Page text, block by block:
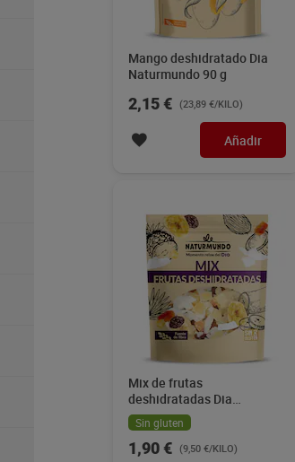
Mango deshidratado Dia
Naturmundo 90 g
2,15 € (23,89 €/KILO)
Añadir
Mix de frutas
deshidratadas Dia
Naturmundo 200 g
Sin gluten
1,90 € (9,50 €/KILO)